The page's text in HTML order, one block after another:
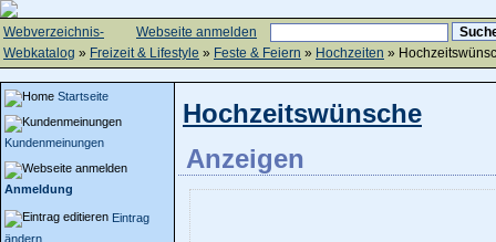
Webseite anmelden
Webverzeichnis-
Webkatalog » Freizeit & Lifestyle » Feste & Feiern » Hochzeiten »
Startseite
Kundenmeinungen
Anmeldung
Eintrag
ändern
Hochzeitswünsche
Anzeigen